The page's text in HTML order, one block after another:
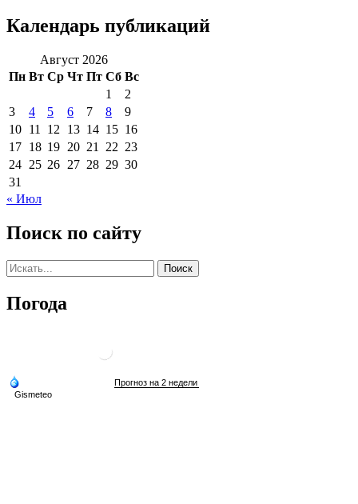
Календарь публикаций
Август 2026
Пн Вт Ср Чт Пт Сб Вс
1
2
3
4 5 6 7 8
9
10 11 12 13 14 15 16
17 18 19 20 21 22 23
24 25 26 27 28 29 30
31
« Июл
Поиск по сайту
Погода